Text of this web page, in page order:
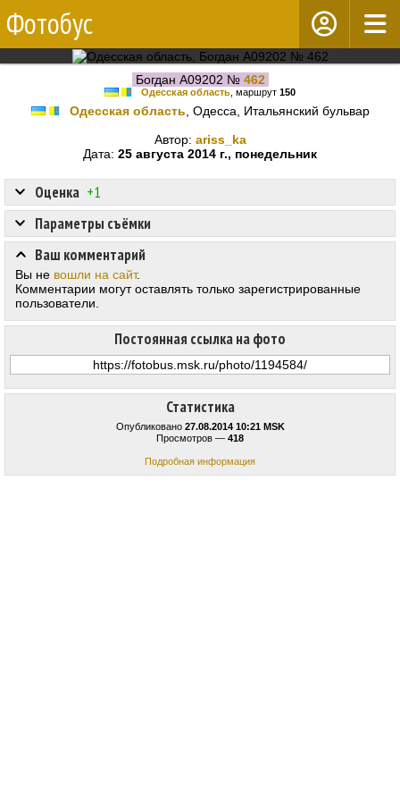
Фотобус
Богдан А09202 № 462
Одесская область , маршрут 150
Одесская область , Одесса, Итальянский бульвар
Автор: ariss_ka
Дата: 25 августа 2014 г., понедельник
Статистика
Опубликовано 27.08.2014 10:21 MSK
Просмотров — 418
Подробная информация
Оценка +1
Постоянная ссылка на фото
Параметры съёмки
Ваш комментарий
Вы не вошли на сайт.
Комментарии могут оставлять только зарегистрированные
пользователи.